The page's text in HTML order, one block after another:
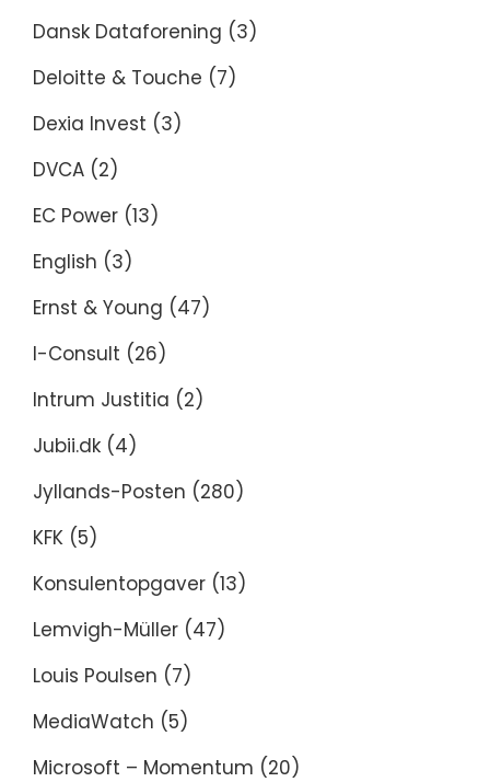
Dansk Dataforening (3)
Deloitte & Touche (7)
Dexia Invest (3)
DVCA (2)
EC Power (13)
English (3)
Ernst & Young (47)
I-Consult (26)
Intrum Justitia (2)
Jubii.dk (4)
Jyllands-Posten (280)
KFK (5)
Konsulentopgaver (13)
Lemvigh-Müller (47)
Louis Poulsen (7)
MediaWatch (5)
Microsoft – Momentum (20)